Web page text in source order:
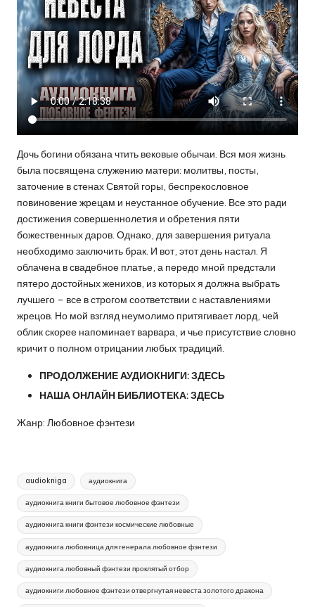
Дочь богини обязана чтить вековые обычаи. Вся моя жизнь
была посвящена служению матери: молитвы, посты,
заточение в стенах Святой горы, беспрекословное
повиновение жрецам и неустанное обучение. Все это ради
достижения совершеннолетия и обретения пяти
божественных даров. Однако, для завершения ритуала
необходимо заключить брак. И вот, этот день настал. Я
облачена в свадебное платье, а передо мной предстали
пятеро достойных женихов, из которых я должна выбрать
лучшего – все в строгом соответствии с наставлениями
жрецов. Но мой взгляд неумолимо притягивает лорд, чей
облик скорее напоминает варвара, и чье присутствие словно
кричит о полном отрицании любых традиций.
ПРОДОЛЖЕНИЕ АУДИОКНИГИ:ЗДЕСЬ
НАША ОНЛАЙН БИБЛИОТЕКА:ЗДЕСЬ
Жанр: Любовное фэнтези
Метки:
audiokniga аудиокнига
аудиокнига книги бытовое любовное фэнтези
аудиокнига книги фэнтези космические любовные
аудиокнига любовница для генерала любовное фэнтези
аудиокнига любовный фэнтези проклятый отбор
аудиокниги любовное фэнтези отвергнутая невеста золотого дракона